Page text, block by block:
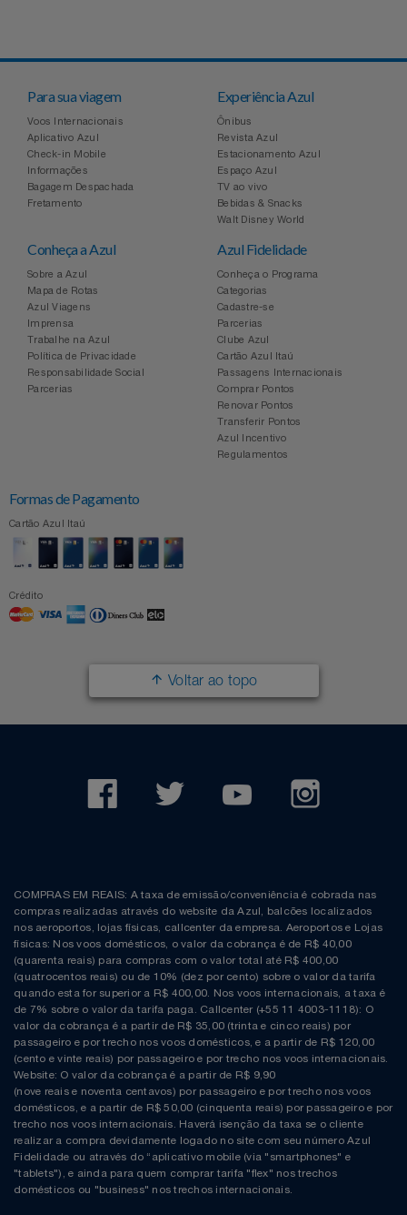
Para sua viagem
Voos Internacionais
Aplicativo Azul
Check-in Mobile
Informações
Bagagem Despachada
Fretamento
Experiência Azul
Ônibus
Revista Azul
Estacionamento Azul
Espaço Azul
TV ao vivo
Bebidas & Snacks
Walt Disney World
Conheça a Azul
Sobre a Azul
Mapa de Rotas
Azul Viagens
Imprensa
Trabalhe na Azul
Política de Privacidade
Responsabilidade Social
Parcerias
Azul Fidelidade
Conheça o Programa
Categorias
Cadastre-se
Parcerias
Clube Azul
Cartão Azul Itaú
Passagens Internacionais
Comprar Pontos
Renovar Pontos
Transferir Pontos
Azul Incentivo
Regulamentos
Formas de Pagamento
Cartão Azul Itaú
Crédito
Voltar ao topo
COMPRAS EM REAIS: A taxa de emissão/conveniência é cobrada nas
compras realizadas através do website da Azul, balcões localizados
nos aeroportos, lojas físicas, callcenter da empresa. Aeroportos e Lojas
físicas: Nos voos domésticos, o valor da cobrança é de R$ 40,00
(quarenta reais) para compras com o valor total até R$ 400,00
(quatrocentos reais) ou de 10% (dez por cento) sobre o valor da tarifa
quando esta for superior a R$ 400,00. Nos voos internacionais, a taxa é
de 7% sobre o valor da tarifa paga. Callcenter (+55 11 4003-1118): O
valor da cobrança é a partir de R$ 35,00 (trinta e cinco reais) por
passageiro e por trecho nos voos domésticos, e a partir de R$ 120,00
(cento e vinte reais) por passageiro e por trecho nos voos internacionais.
Website: O valor da cobrança é a partir de R$ 9,90
(nove reais e noventa centavos) por passageiro e por trecho nos voos
domésticos, e a partir de R$ 50,00 (cinquenta reais) por passageiro e por
trecho nos voos internacionais. Haverá isenção da taxa se o cliente
realizar a compra devidamente logado no site com seu número Azul
Fidelidade ou através do “aplicativo mobile (via "smartphones" e
"tablets"), e ainda para quem comprar tarifa "flex" nos trechos
domésticos ou "business" nos trechos internacionais.